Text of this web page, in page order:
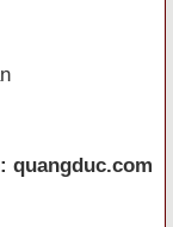
quangduc.com